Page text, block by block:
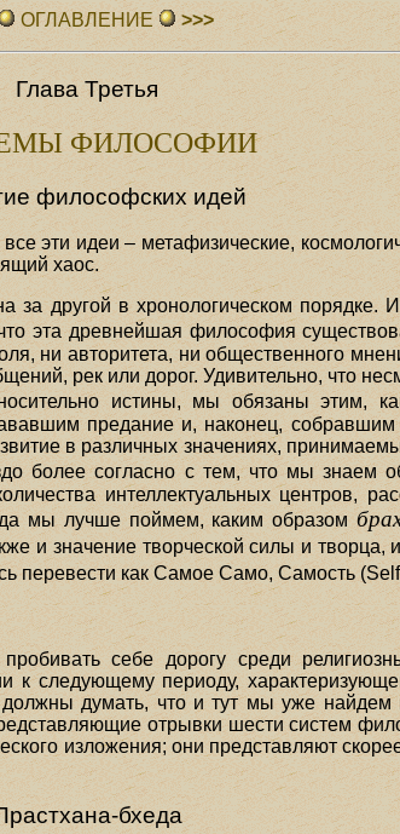
ОГЛАВЛЕHИЕ >>>
Глава Третья
ФИЛОСОФИИ
философских идей
эти идеи – метафизические,
хаос.
другой в хронологическом порядке.
эта древнейшая философия
ни авторитета, ни общественного
рек или дорог. Удивительно, что
истины, мы обязаны этим,
предание и, наконец,
в различных значениях,
более согласно с тем, что мы знаем
интеллектуальных центров,
мы лучше поймем, каким образом
и значение творческой силы и творца,
перевести как Самое Само, Самость
себе дорогу среди
к следующему периоду,
думать, что и тут мы уже
отрывки шести систем
изложения; они представляют
бхеда